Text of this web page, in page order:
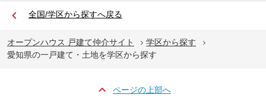
全国/学区から探すへ戻る
オープンハウス 戸建て仲介サイト
学区から探す
愛知県の一戸建て・土地を学区から探す
ページの上部へ